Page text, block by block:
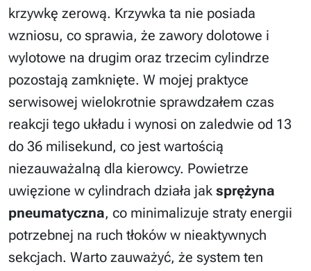
krzywkę zerową. Krzywka ta nie posiada
wzniosu, co sprawia, że zawory dolotowe i
wylotowe na drugim oraz trzecim cylindrze
pozostają zamknięte. W mojej praktyce
serwisowej wielokrotnie sprawdzałem czas
reakcji tego układu i wynosi on zaledwie od 13
do 36 milisekund, co jest wartością
niezauważalną dla kierowcy. Powietrze
uwięzione w cylindrach działa jak sprężyna
pneumatyczna, co minimalizuje straty energii
potrzebnej na ruch tłoków w nieaktywnych
sekcjach. Warto zauważyć, że system ten